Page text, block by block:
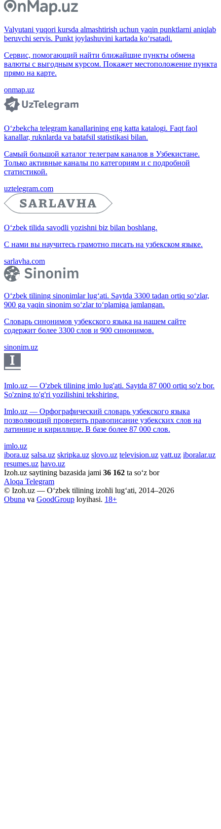
Valyutani yuqori kursda almashtirish uchun yaqin punktlarni aniqlab
beruvchi servis. Punkt joylashuvini kartada ko‘rsatadi.
Сервис, помогающий найти ближайшие пункты обмена
валюты с выгодным курсом. Покажет местоположение пункта
прямо на карте.
onmap.uz
O‘zbekcha telegram kanallarining eng katta katalogi. Faqt faol
kanallar, ruknlarda va batafsil statistikasi bilan.
Самый большой каталог телеграм каналов в Узбекистане.
Только активные каналы по категориям и с подробной
статистикой.
uztelegram.com
O‘zbek tilida savodli yozishni biz bilan boshlang.
С нами вы научитесь грамотно писать на узбекском языке.
sarlavha.com
O‘zbek tilining sinonimlar lug‘ati. Saytda 3300 tadan ortiq so‘zlar,
900 ga yaqin sinonim so‘zlar to‘plamiga jamlangan.
Словарь синонимов узбекского языка на нашем сайте
содержит более 3300 слов и 900 синонимов.
sinonim.uz
Imlo.uz — O'zbek tilining imlo lug'ati. Saytda 87 000 ortiq so'z bor.
So'zning to'g'ri yozilishini tekshiring.
Imlo.uz — Орфографический словарь узбекского языка
позволяющий проверить правописание узбекских слов на
латинице и кириллице. В базе более 87 000 слов.
imlo.uz
ibora.uz salsa.uz skripka.uz slovo.uz television.uz vatt.uz iboralar.uz
resumes.uz havo.uz
Izoh.uz saytining bazasida jami 36 162 ta so‘z bor
Aloqa Telegram
© Izoh.uz — O‘zbek tilining izohli lug‘ati, 2014–2026
Obuna va GoodGroup loyihasi. 18+